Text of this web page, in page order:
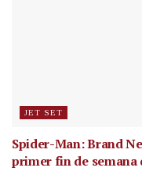
JET SET
Spider-Man: Brand
primer fin de semana